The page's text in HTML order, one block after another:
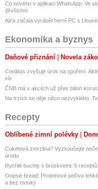
Co nového v aplikaci WhatsApp. Ve
@všichni
Alza začala vyrábět herní PC s
Ekonomika a byznys
Daňové přiznání Novela
Creditas zvyšuje úrok na spoření.
víc
ČNB má v akciích už přes bilion
Na trzích se děje něco nezvyklého.
Recepty
Oblíbené zimní polévky
Cuketová zmrzlina? Vyzkoušejte
úrodu
Rychlé buchty s broskvemi: 5
Oopsie bread: Proteinové pečivo
a bez mouky